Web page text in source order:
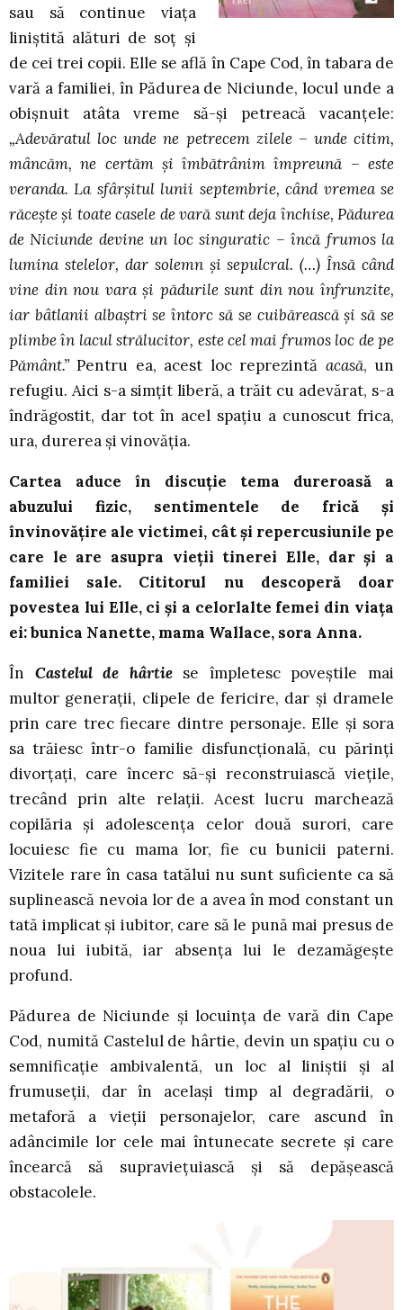
sau să continue viața
liniștită alături de soț și
de cei trei copii. Elle se află în Cape Cod, în tabara de
vară a familiei, în Pădurea de Niciunde, locul unde a
obișnuit atâta vreme să-și petreacă vacanțele:
„Adevăratul loc unde ne petrecem zilele – unde citim,
mâncăm, ne certăm și îmbătrânim împreună – este
veranda. La sfârșitul lunii septembrie, când vremea se
răcește și toate casele de vară sunt deja închise, Pădurea
de Niciunde devine un loc singuratic – încă frumos la
lumina stelelor, dar solemn și sepulcral. (…) Însă când
vine din nou vara și pădurile sunt din nou înfrunzite,
iar bâtlanii albaștri se întorc să se cuibărească și să se
plimbe în lacul strălucitor, este cel mai frumos loc de pe
Pământ.” Pentru ea, acest loc reprezintă acasă, un
refugiu. Aici s-a simțit liberă, a trăit cu adevărat, s-a
îndrăgostit, dar tot în acel spațiu a cunoscut frica,
ura, durerea și vinovăția.
Cartea aduce în discuție tema dureroasă a
abuzului fizic, sentimentele de frică și
învinovățire ale victimei, cât și repercusiunile pe
care le are asupra vieții tinerei Elle, dar și a
familiei sale. Cititorul nu descoperă doar
povestea lui Elle, ci și a celorlalte femei din viața
ei: bunica Nanette, mama Wallace, sora Anna.
În Castelul de hârtiese împletesc poveștile mai
multor generații, clipele de fericire, dar și dramele
prin care trec fiecare dintre personaje. Elle și sora
sa trăiesc într-o familie disfuncțională, cu părinți
divorțați, care încerc să-și reconstruiască viețile,
trecând prin alte relații. Acest lucru marchează
copilăria și adolescența celor două surori, care
locuiesc fie cu mama lor, fie cu bunicii paterni.
Vizitele rare în casa tatălui nu sunt suficiente ca să
suplinească nevoia lor de a avea în mod constant un
tată implicat și iubitor, care să le pună mai presus de
noua lui iubită, iar absența lui le dezamăgește
profund.
Pădurea de Niciunde și locuința de vară din Cape
Cod, numită Castelul de hârtie, devin un spațiu cu o
semnificație ambivalentă, un loc al liniștii și al
frumuseții, dar în același timp al degradării, o
metaforă a vieții personajelor, care ascund în
adâncimile lor cele mai întunecate secrete și care
încearcă să supraviețuiască și să depășească
obstacolele.